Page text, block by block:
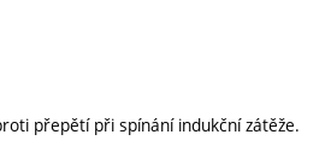
přepětí při spínání indukční zátěže.